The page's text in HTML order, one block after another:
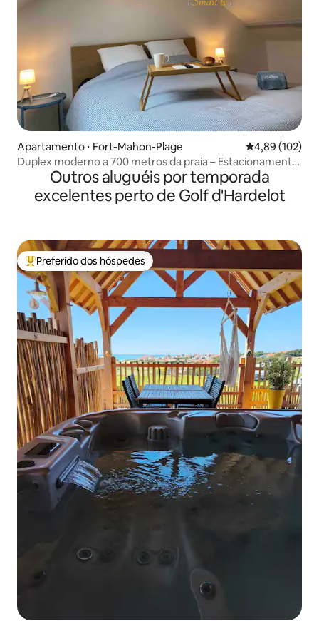
Apartamento ⋅ Fort-Mahon-Plage 4,89 de uma
4,89 (102)
Duplex moderno a 700 metros da praia – Estacionamento
Outros aluguéis por temporada
excelentes perto de Golf d'Hardelot
Entre os melhores preferidos dos hóspedes
Preferido dos hóspedes